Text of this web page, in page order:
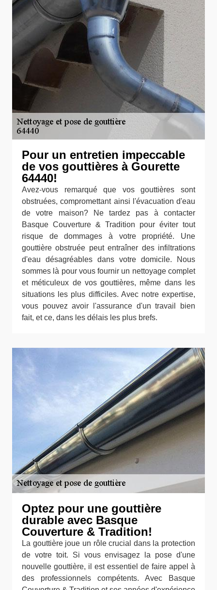
Pour un entretien impeccable
de vos gouttières à Gourette
64440!
Avez-vous remarqué que vos gouttières sont
obstruées, compromettant ainsi l'évacuation d'eau
de votre maison? Ne tardez pas à contacter
Basque Couverture & Tradition pour éviter tout
risque de dommages à votre propriété. Une
gouttière obstruée peut entraîner des infiltrations
d'eau désagréables dans votre domicile. Nous
sommes là pour vous fournir un nettoyage complet
et méticuleux de vos gouttières, même dans les
situations les plus difficiles. Avec notre expertise,
vous pouvez avoir l'assurance d'un travail bien
fait, et ce, dans les délais les plus brefs.
Optez pour une gouttière
durable avec Basque
Couverture & Tradition!
La gouttière joue un rôle crucial dans la protection
de votre toit. Si vous envisagez la pose d'une
nouvelle gouttière, il est essentiel de faire appel à
des professionnels compétents. Avec Basque